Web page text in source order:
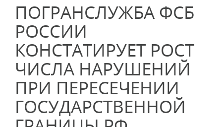
ПОГРАНСЛУЖБА ФСБ
РОССИИ
КОНСТАТИРУЕТ РОСТ
ЧИСЛА НАРУШЕНИЙ
ПРИ ПЕРЕСЕЧЕНИИ
ГОСУДАРСТВЕННОЙ